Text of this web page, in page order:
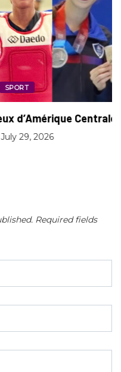
des Caraïbes :...
Required fields